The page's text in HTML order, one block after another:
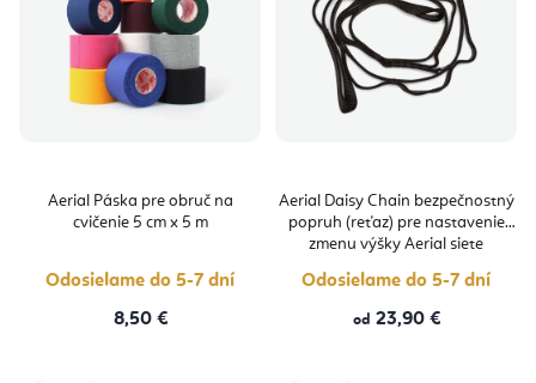
Aerial Páska pre obruč na
cvičenie 5 cm x 5 m
Odosielame do 5-7 dní
8,50 €
Aerial Daisy Chain bezpečnostný
popruh (reťaz) pre nastavenie
zmenu výšky Aerial siete
Odosielame do 5-7 dní
od 23,90 €